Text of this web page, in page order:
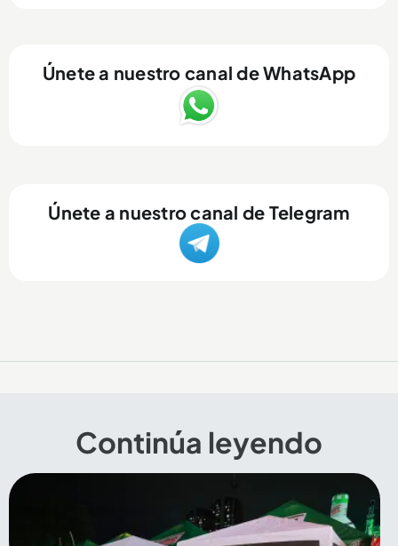
Únete a nuestro canal de WhatsApp
Únete a nuestro canal de Telegram
Continúa leyendo